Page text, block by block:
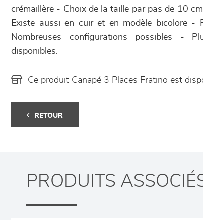
crémaillère - Choix de la taille par pas de 10
Existe aussi en cuir et en modèle bicolore
Nombreuses configurations possibles -
disponibles.
Ce produit Canapé 3 Places Fratino est
RETOUR
PRODUITS